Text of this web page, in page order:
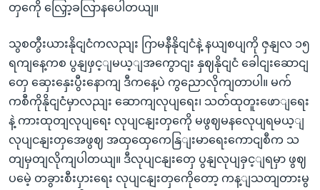
တှကေို လြှော့ခလြာနပေါတယျ။
သွစတွီးယားနိုငျငံကလညျး ဂြာမနီနိုငျငံနဲ့ နယျစပျကို ဇှနျလ ၁၅
ရကျနေ့ကစ ပွနျဖှင့ျမယ့ျအကွောငျး နှဈနိုငျငံ ခေါငျးဆောငျ
တှေ ဆှေးနှေးပွီးနောကျ ဒီကနေ့ပဲ ကွညောလိုကျတာပါ။ မက်
ကစီကိုနိုငျငံမှာလညျး ဆောကျလုပျရေး၊ သတ်ထုတူးဖောျရေး
နဲ့ ကားထုတျလုပျရေး လုပျငနျးတှကေို မဖွဈမနလေုပျရမယ့ျ
လုပျငနျးတှအေဖွဈ အထှထှေကေနြျးမာရေးကောငျစီက သ
တျမှတျလိုကျပါတယျ။ ဒီလုပျငနျးတှေ ပွနျလုပျခှင့ျရမှာ ဖွဈ
ပမေဲ့ တခွားစီးပှားရေး လုပျငနျးတှကေိုတော့ ကန့ျသတျတားမွ